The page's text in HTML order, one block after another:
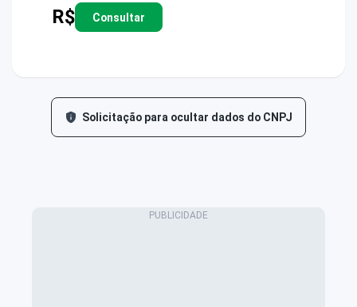
R$ Consultar
Solicitação para ocultar dados do CNPJ